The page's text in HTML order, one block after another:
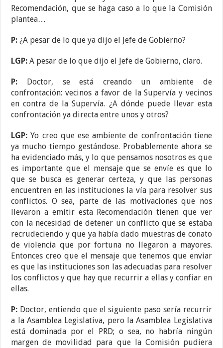
Recomendación, que se haga caso a lo que la Comisión
plantea…
P:¿A pesar de lo que ya dijo el Jefe de Gobierno?
LGP:A pesar de lo que dijo el Jefe de Gobierno, claro.
P:
Doctor, se está creando un ambiente de
confrontación: vecinos a favor de la Supervía y vecinos
en contra de la Supervía. ¿A dónde puede llevar esta
confrontación ya directa entre unos y otros?
LGP:Yo creo que ese ambiente de confrontación tiene
ya mucho tiempo gestándose. Probablemente ahora se
ha evidenciado más, y lo que pensamos nosotros es que
es importante que el mensaje que se envíe es que lo
que se busca es generar certeza, y que las personas
encuentren en las instituciones la vía para resolver sus
conflictos. O sea, parte de las motivaciones que nos
llevaron a emitir esta Recomendación tienen que ver
con la necesidad de detener un conflicto que se estaba
recrudeciendo y que ya había dado muestras de conato
de violencia que por fortuna no llegaron a mayores.
Entonces creo que el mensaje que tenemos que enviar
es que las instituciones son las adecuadas para resolver
los conflictos y que hay que recurrir a ellas y confiar en
ellas.
P: Doctor, entiendo que el siguiente paso sería recurrir
a la Asamblea Legislativa, pero la Asamblea Legislativa
está dominada por el PRD; o sea, no habría ningún
margen de movilidad para que la Comisión pudiera